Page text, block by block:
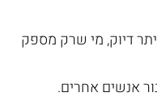
דיוק, מי שרק מספק
אנשים אחרים.